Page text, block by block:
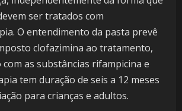
ser tratados com
O entendimento da pasta prevê
clofazimina ao tratamento,
as substâncias rifampicina e
tem duração de seis a 12 meses
para crianças e adultos.